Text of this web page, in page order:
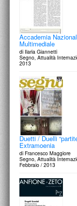
Accademia
Multimediale
di Ilaria Giannetti
Segno, Attualità
2013
Duetti / Duelli
Extramoenia
di Francesco Maggiore
Segno, Attualità
Febbraio / 2013